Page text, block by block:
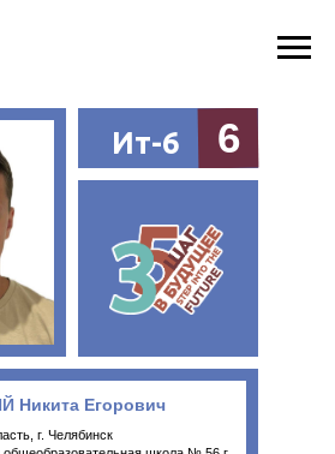
6
Никита Егорович
г. Челябинск
Ит-6